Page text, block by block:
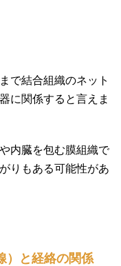
で結合組織のネット
に関係すると言えま
内臓を包む膜組織で
りもある可能性があ
）と経絡の関係